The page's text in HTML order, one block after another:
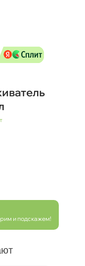
и подскажем!